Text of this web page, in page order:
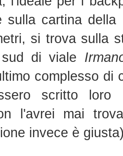
sulla cartina
si trova sulla
di viale
complesso di
scritto
l'avrei mai
invece è